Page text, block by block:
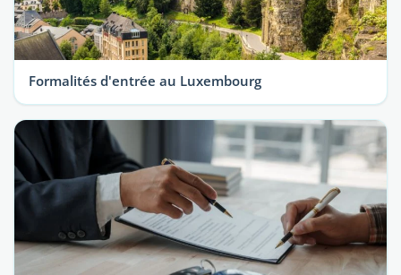
Formalités d'entrée au Luxembourg